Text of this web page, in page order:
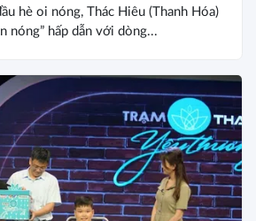
hè oi nóng, Thác Hiêu (Thanh Hóa)
nóng” hấp dẫn với dòng...